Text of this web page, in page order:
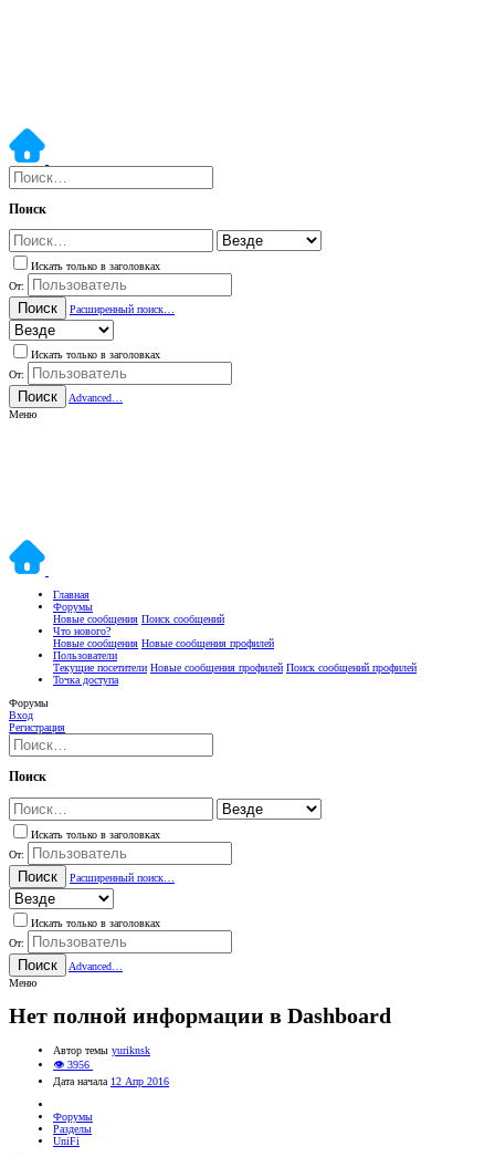
Поиск
Искать только в заголовках
От:
Поиск Расширенный поиск…
Искать только в заголовках
От:
Поиск
Advanced…
Меню
Главная
Форумы
Новые сообщения Поиск сообщений
Что нового?
Новые сообщения Новые сообщения профилей
Пользователи
Текущие посетители Новые сообщения профилей Поиск сообщений профилей
Точка доступа
Форумы
Вход
Регистрация
Поиск
Искать только в заголовках
От:
Поиск Расширенный поиск…
Искать только в заголовках
От:
Поиск
Advanced…
Меню
Нет полной информации в Dashboard
Автор темы yuriknsk
👁 3956
Дата начала 12 Апр 2016
Форумы
Разделы
UniFi